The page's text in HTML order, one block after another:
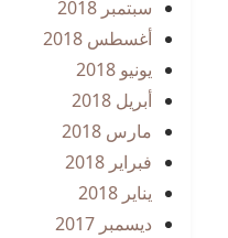
سبتمبر 2018
أغسطس 2018
يونيو 2018
أبريل 2018
مارس 2018
فبراير 2018
يناير 2018
ديسمبر 2017